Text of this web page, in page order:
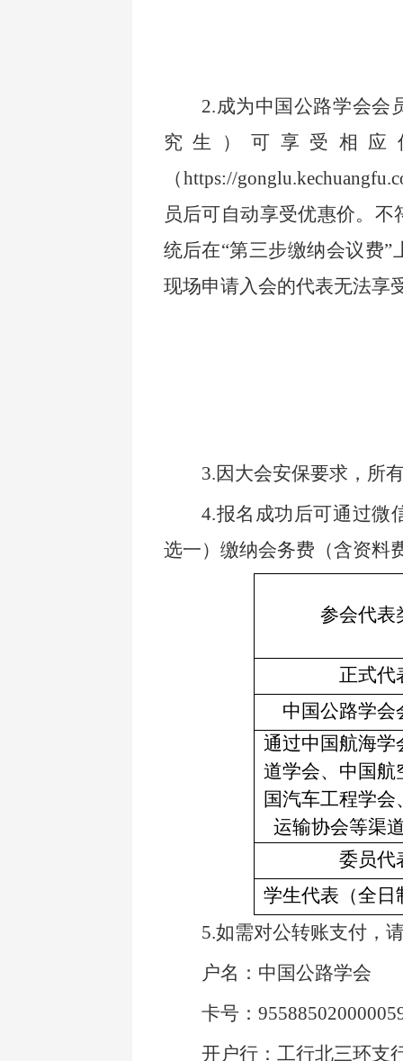
2.成为中国公路学会会
究生）可享受相
（https://
员后可自动享受优惠价。
统后在“第三步缴纳会议费
现场申请入会的代表无法享
3.因大会安保要求，所
4.报名成功后可通过微
选一）缴纳会务费（含资料
参会代表
正式代
中国公路学会
通过中国航海学
道学会、中国航
国汽车工程学会
运输协会等渠
委员代
学生代表（全日
5.如需对公转账支付，
户名：中国公路学会
卡号：
开户行：工行北三环支